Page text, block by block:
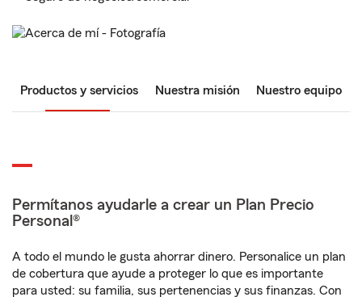
Productos y servicios Nuestra misión Nuestro equipo
Permítanos ayudarle a crear un Plan Precio
Personal®
A todo el mundo le gusta ahorrar dinero. Personalice un plan
de cobertura que ayude a proteger lo que es importante
para usted: su familia, sus pertenencias y sus finanzas. Con